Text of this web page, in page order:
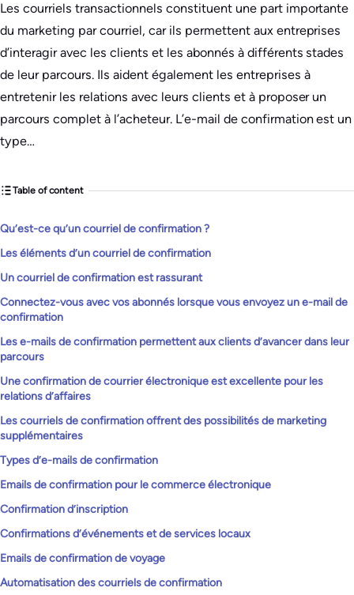
Les courriels transactionnels constituent une part importante
du marketing par courriel, car ils permettent aux entreprises
d’interagir avec les clients et les abonnés à différents stades
de leur parcours. Ils aident également les entreprises à
entretenir les relations avec leurs clients et à proposer un
parcours complet à l’acheteur. L’e-mail de confirmation est un
type…
Table of content
Qu’est-ce qu’un courriel de confirmation ?
Les éléments d’un courriel de confirmation
Un courriel de confirmation est rassurant
Connectez-vous avec vos abonnés lorsque vous envoyez un e-mail de
confirmation
Les e-mails de confirmation permettent aux clients d’avancer dans leur
parcours
Une confirmation de courrier électronique est excellente pour les
relations d’affaires
Les courriels de confirmation offrent des possibilités de marketing
supplémentaires
Types d’e-mails de confirmation
Emails de confirmation pour le commerce électronique
Confirmation d’inscription
Confirmations d’événements et de services locaux
Emails de confirmation de voyage
Automatisation des courriels de confirmation